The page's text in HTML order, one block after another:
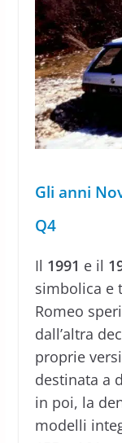
Gli anni
Q4
Il 1991 e il
simbolica e
Romeo
dall’altra
proprie
destinata a
in poi, la
modelli